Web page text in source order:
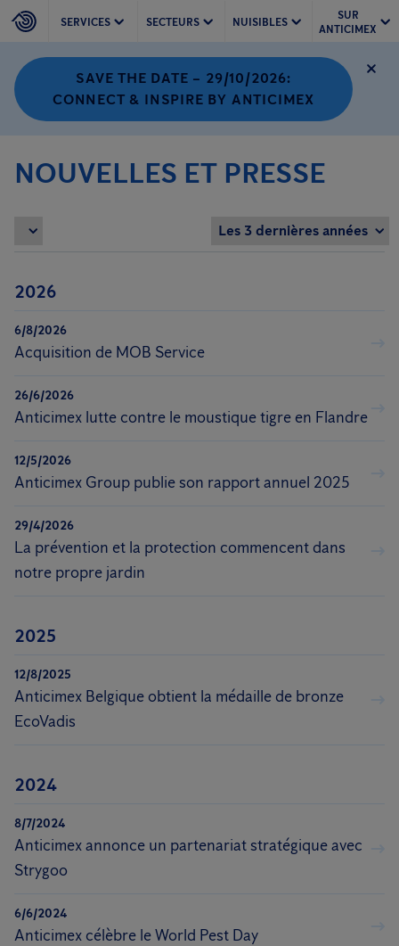
SERVICES SECTEURS NUISIBLES
SUR
ANTICIMEX
SAVE THE DATE – 29/10/2026:
CONNECT & INSPIRE BY ANTICIMEX
NOUVELLES ET PRESSE
2026
6/8/2026
Acquisition de MOB Service
26/6/2026
Anticimex lutte contre le moustique tigre en Flandre
12/5/2026
Anticimex Group publie son rapport annuel 2025
29/4/2026
La prévention et la protection commencent dans
notre propre jardin
2025
12/8/2025
Anticimex Belgique obtient la médaille de bronze
EcoVadis
2024
8/7/2024
Anticimex annonce un partenariat stratégique avec
Strygoo
6/6/2024
Anticimex célèbre le World Pest Day